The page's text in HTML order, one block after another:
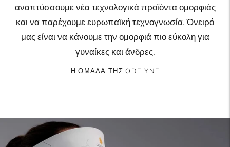
αναπτύσσουμε νέα τεχνολογικά προϊόντα ομορφιάς
και να παρέχουμε ευρωπαϊκή τεχνογνωσία. Όνειρό
μας είναι να κάνουμε την ομορφιά πιο εύκολη για
γυναίκες και άνδρες.
Η ΟΜΑΔΑ ΤΗΣ ODELYNE